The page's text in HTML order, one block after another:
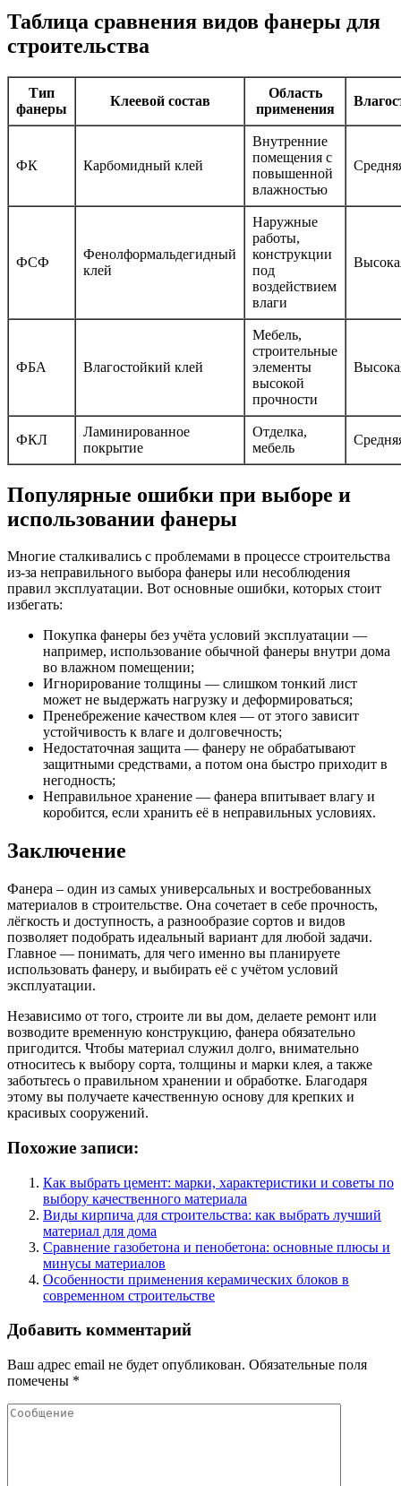
Таблица сравнения видов фанеры для
строительства
Тип
фанеры
Клеевой состав
Область
применения
ФК Карбомидный клей
Внутренние
помещения с
повышенной
влажностью
ФСФ
Фенолформальдегидный
клей
Наружные
работы,
конструкции
под
воздействием
влаги
ФБА Влагостойкий клей
Мебель,
строительные
элементы
высокой
прочности
ФКЛ
Ламинированное
покрытие
Отделка,
мебель
Популярные ошибки при выборе и
использовании фанеры
Многие сталкивались с проблемами в процессе строительства
из-за неправильного выбора фанеры или несоблюдения
правил эксплуатации. Вот основные ошибки, которых стоит
избегать:
Покупка фанеры без учёта условий эксплуатации —
например, использование обычной фанеры внутри дома
во влажном помещении;
Игнорирование толщины — слишком тонкий лист
может не выдержать нагрузку и деформироваться;
Пренебрежение качеством клея — от этого зависит
устойчивость к влаге и долговечность;
Недостаточная защита — фанеру не обрабатывают
защитными средствами, а потом она быстро приходит в
негодность;
Неправильное хранение — фанера впитывает влагу и
коробится, если хранить её в неправильных условиях.
Заключение
Фанера – один из самых универсальных и востребованных
материалов в строительстве. Она сочетает в себе прочность,
лёгкость и доступность, а разнообразие сортов и видов
позволяет подобрать идеальный вариант для любой задачи.
Главное — понимать, для чего именно вы планируете
использовать фанеру, и выбирать её с учётом условий
эксплуатации.
Независимо от того, строите ли вы дом, делаете ремонт или
возводите временную конструкцию, фанера обязательно
пригодится. Чтобы материал служил долго, внимательно
относитесь к выбору сорта, толщины и марки клея, а также
заботьтесь о правильном хранении и обработке. Благодаря
этому вы получаете качественную основу для крепких и
красивых сооружений.
Похожие записи:
Как выбрать цемент: марки, характеристики и советы по
выбору качественного материала
Виды кирпича для строительства: как выбрать лучший
материал для дома
Сравнение газобетона и пенобетона: основные плюсы и
минусы материалов
Особенности применения керамических блоков в
современном строительстве
Добавить комментарий
Ваш адрес email не будет опубликован. Обязательные поля
помечены *